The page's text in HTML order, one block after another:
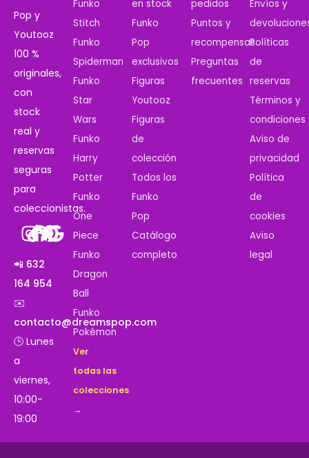
Pop y
Youtooz
100 %
originales,
con
stock
real y
reservas
seguras
para
coleccionistas.
📲 632
164 954
✉️
contacto@dreamspop.com
🕒 Lunes
a
viernes,
10:00-
19:00
Funko
Stitch
Funko
Spiderman
Funko
Star
Wars
Funko
Harry
Potter
Funko
One
Piece
Funko
Dragon
Ball
Funko
Pokémon
Ver
todas las
colecciones
→
en stock
Funko
Pop
exclusivos
Figuras
Youtooz
Figuras
de
colección
Todos los
Funko
Pop
Catálogo
completo
pedidos
Puntos y
recompensas
Preguntas
frecuentes
Envíos y
Políticas
de
reservas
Términos y
condiciones
Aviso de
privacidad
Política
de
cookies
Aviso
legal